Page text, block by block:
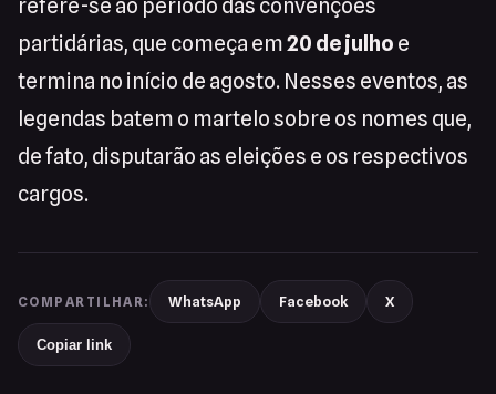
refere-se ao período das convenções
partidárias, que começa em20 de julho e
termina no início de agosto. Nesses eventos, as
legendas batem o martelo sobre os nomes que,
de fato, disputarão as eleições e os respectivos
cargos.
COMPARTILHAR: WhatsApp Facebook X
Copiar link